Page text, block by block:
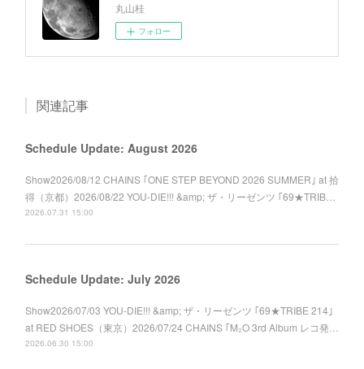
丸山桂
フォロー
関連記事
Schedule Update: August 2026
Show2026/08/12 CHAINS ｢ONE STEP BEYOND 2026 SUMMER｣ at 拾
得（京都）2026/08/22 YOU-DIE!!! &amp; ザ・リーゼンツ ｢69★TRIB…
2026.07.31 15:00
Schedule Update: July 2026
Show2026/07/03 YOU-DIE!!! &amp; ザ・リーゼンツ ｢69★TRIBE 214｣
at RED SHOES（東京）2026/07/24 CHAINS ｢M₂O 3rd Album レコ発…
2026.06.30 15:00